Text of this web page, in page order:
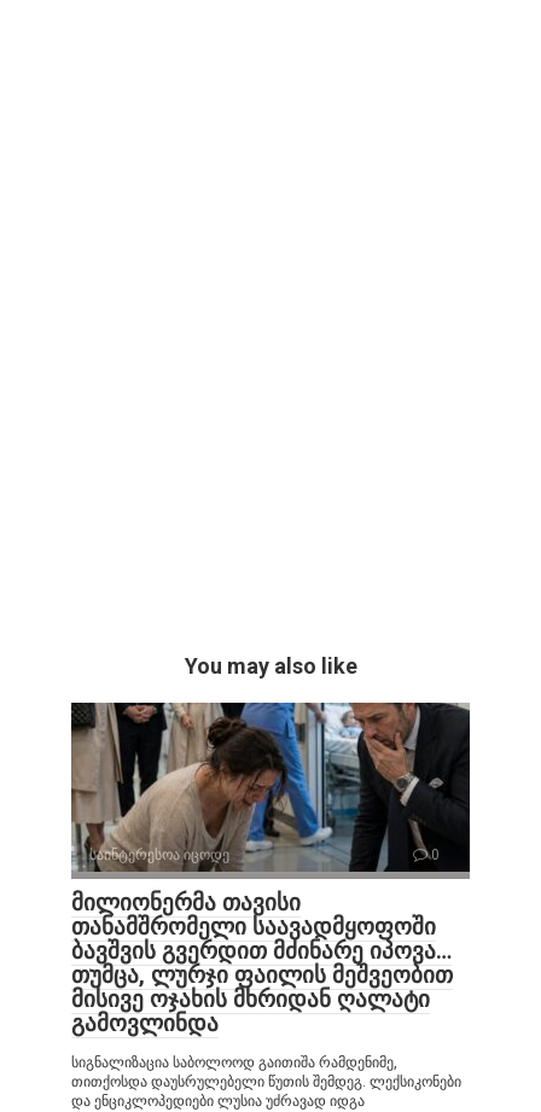
You may also like
საინტერესოა იცოდე 0
მილიონერმა თავისი
თანამშრომელი საავადმყოფოში
ბავშვის გვერდით მძინარე იპოვა…
თუმცა, ლურჯი ფაილის მეშვეობით
მისივე ოჯახის მხრიდან ღალატი
გამოვლინდა
სიგნალიზაცია საბოლოოდ გაითიშა რამდენიმე,
თითქოსდა დაუსრულებელი წუთის შემდეგ. ლექსიკონები
და ენციკლოპედიები ლუსია უძრავად იდგა